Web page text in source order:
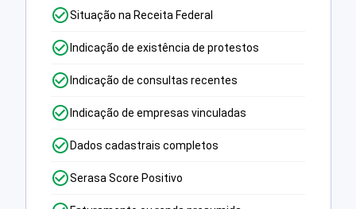
Situação na Receita Federal
Indicação de existência de protestos
Indicação de consultas recentes
Indicação de empresas vinculadas
Dados cadastrais completos
Serasa Score Positivo